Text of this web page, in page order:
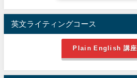
英文ライティングコース
Plain English 講座